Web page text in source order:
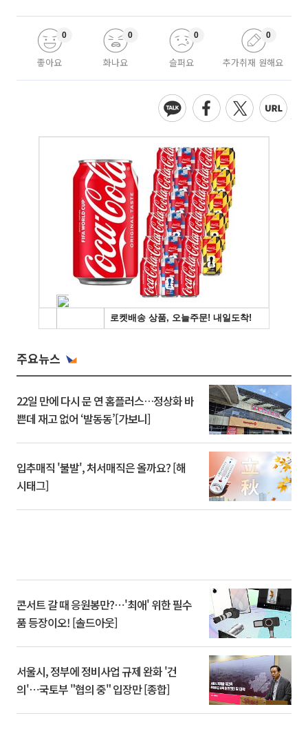
좋아요
0
화나요
0
슬퍼요
0
추가취재 원해요
0
주요뉴스
22일 만에 다시 문 연 홈플러스…정상화 바
쁜데 재고 없어 ‘발동동’[가보니]
입추매직 '불발', 처서매직은 올까요? [해
시태그]
콘서트 갈 때 응원봉만?⋯'최애' 위한 필수
품 등장이오! [솔드아웃]
서울시, 정부에 정비사업 규제 완화 '건
의'⋯국토부 "협의 중" 입장만 [종합]